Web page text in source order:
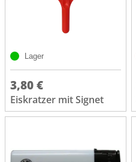
Lager
3,80 €
Eiskratzer mit Signet